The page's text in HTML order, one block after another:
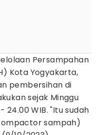
Persampahan
Kota Yogyakarta,
pembersihan di
sejak Minggu
24.00 WIB. "Itu sudah
sampah)